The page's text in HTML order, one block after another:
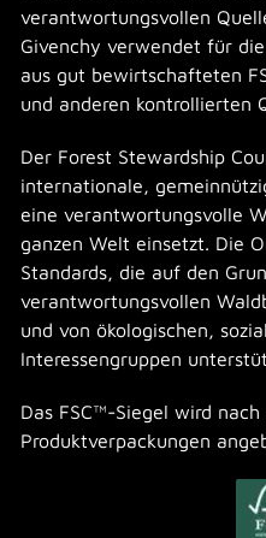
verantwortungsvollen
Givenchy verwendet für
aus gut bewirtschafteten
und anderen kontrollierten
Der Forest Stewardship
internationale,
eine verantwortungsvolle
ganzen Welt einsetzt. Die
Standards, die auf den
verantwortungsvollen
und von ökologischen,
Interessengruppen
Das FSC™-Siegel wird
Produktverpackungen